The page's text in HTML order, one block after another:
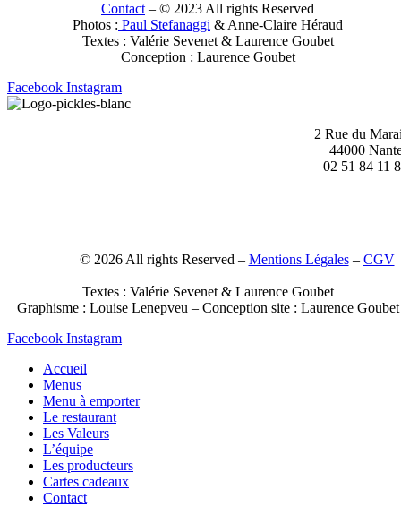
Contact – © 2023 All rights Reserved
Photos : Paul Stefanaggi & Anne-Claire Héraud
Textes : Valérie Sevenet & Laurence Goubet
Conception : Laurence Goubet
Facebook Instagram
2 Rue du
44000
02 51 84 11
© 2026 All rights Reserved – Mentions Légales– CGV
Textes : Valérie Sevenet & Laurence Goubet
Graphisme : Louise Lenepveu –Conception site : Laurence Goubet
Facebook Instagram
Accueil
Menus
Menu à emporter
Le restaurant
Les Valeurs
L’équipe
Les producteurs
Cartes cadeaux
Contact